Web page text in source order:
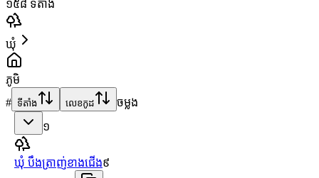
១៥៨ ទីតាំង
ឃុំ
ភូមិ
# ទីតាំង លេខកូដ
ចម្លង
១
ឃុំ បឹងត្រាញ់ខាងជើង៩